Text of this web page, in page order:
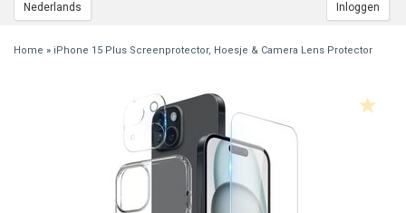
Nederlands Inloggen
Home » iPhone 15 Plus Screenprotector, Hoesje & Camera Lens Protector